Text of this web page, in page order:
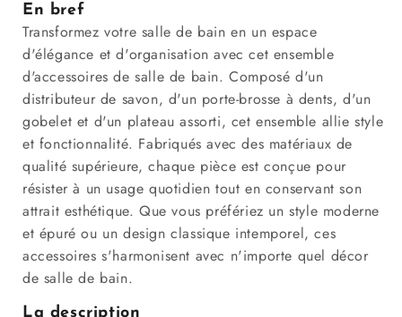
En bref
Transformez votre salle de bain en un espace
d'élégance et d'organisation avec cet ensemble
d'accessoires de salle de bain. Composé d'un
distributeur de savon, d'un porte-brosse à dents, d'un
gobelet et d'un plateau assorti, cet ensemble allie style
et fonctionnalité. Fabriqués avec des matériaux de
qualité supérieure, chaque pièce est conçue pour
résister à un usage quotidien tout en conservant son
attrait esthétique. Que vous préfériez un style moderne
et épuré ou un design classique intemporel, ces
accessoires s'harmonisent avec n'importe quel décor
de salle de bain.
La description